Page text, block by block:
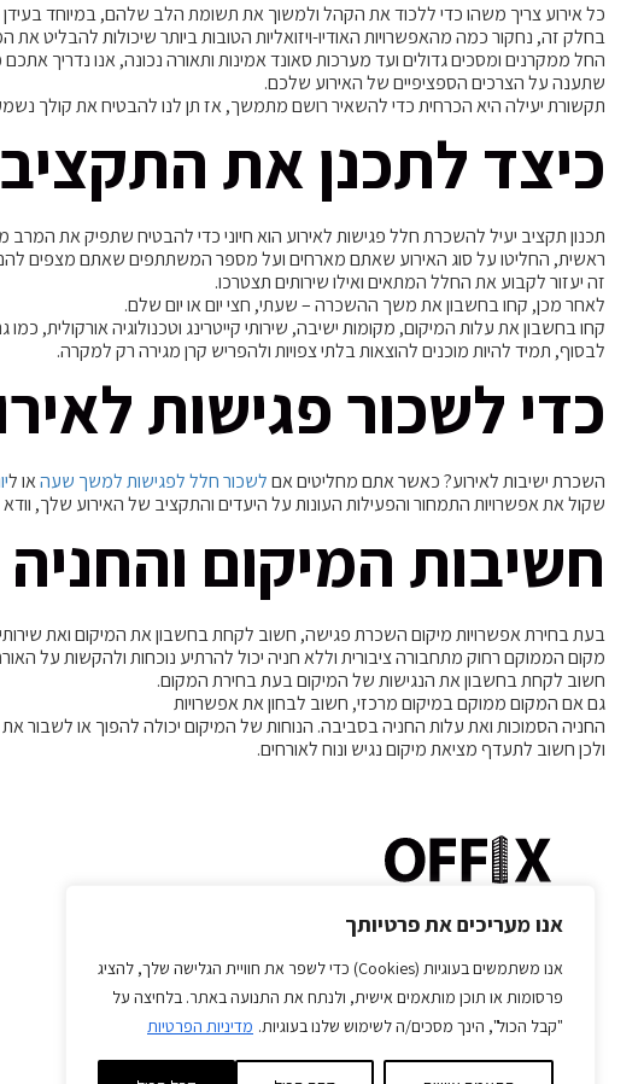
אנו מעריכים את פרטיותך
אנו משתמשים בעוגיות (Cookies) כדי לשפר את חוויית הגלישה שלך, להציג
פרסומות או תוכן מותאמים אישית, ולנתח את התנועה באתר. בלחיצה על
"קבל הכול", הינך מסכים/ה לשימוש שלנו בעוגיות. מדיניות הפרטיות
כל אירוע צריך משהו כדי ללכוד את הקהל ולמשוך את תשומת הלב שלהם, במיוחד
בחלק זה, נחקור כמה מהאפשרויות האודיו-ויזואליות הטובות ביותר שיכולות להבליט
החל ממקרנים ומסכים גדולים ועד מערכות סאונד אמינות ותאורה נכונה, אנו נדריך
שתענה על הצרכים הספציפיים של האירוע שלכם.
תקשורת יעילה היא הכרחית כדי להשאיר רושם מתמשך, אז תן לנו להבטיח את קולך
כיצד לתכנן את
תכנון תקציב יעיל להשכרת חלל פגישות לאירוע הוא חיוני כדי להבטיח שתפיק את
ראשית, החליטו על סוג האירוע שאתם מארחים ועל מספר המשתתפים שאתם מצפים
זה יעזור לקבוע את החלל המתאים ואילו שירותים תצטרכו.
לאחר מכן, קחו בחשבון את משך ההשכרה – שעתי, חצי יום או יום שלם.
קחו בחשבון את עלות המיקום, מקומות ישיבה, שירותי קייטרינג וטכנולוגיה אורקולית,
לבסוף, תמיד להיות מוכנים להוצאות בלתי צפויות ולהפריש קרן מגירה רק למקרה.
כדי לשכור פגישות
השכרת ישיבות לאירוע? כאשר אתם מחליטים אםלשכור חלל לפגישות למשך שעהאו ל
שקול את אפשרויות התמחור והפעילות העונות על היעדים והתקציב של האירוע שלך,
חשיבות המיקום
בעת בחירת אפשרויות מיקום השכרת פגישה, חשוב לקחת בחשבון את המיקום ואת
מקום הממוקם רחוק מתחבורה ציבורית וללא חניה יכול להרתיע נוכחות ולהקשות על
חשוב לקחת בחשבון את הנגישות של המיקום בעת בחירת המקום.
גם אם המקום ממוקם במיקום מרכזי, חשוב לבחון את אפשרויות
החניה הסמוכות ואת עלות החניה בסביבה. הנוחות של המיקום יכולה להפוך או לשבור את
ולכן חשוב לתעדף מציאת מיקום נגיש ונוח לאורחים.
ראשון לציון הרובע
טלפון: 073-7588828
פקס:
03-9666535
שעות פעילות:
א’-ה’ 08:00-22:00